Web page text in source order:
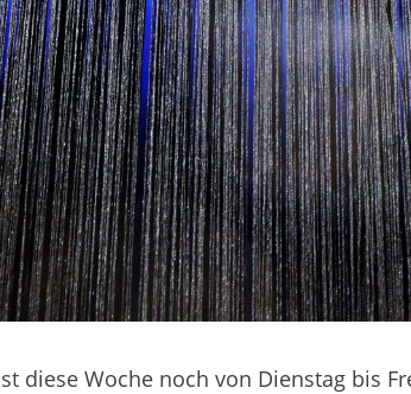
diese Woche noch von Dienstag bis